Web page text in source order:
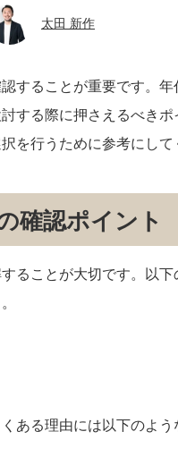
太田 新作
することが重要です。
する際に押さえるべき
を行うために参考にして
確認ポイント
ることが大切です。以下
ある理由には以下のよう